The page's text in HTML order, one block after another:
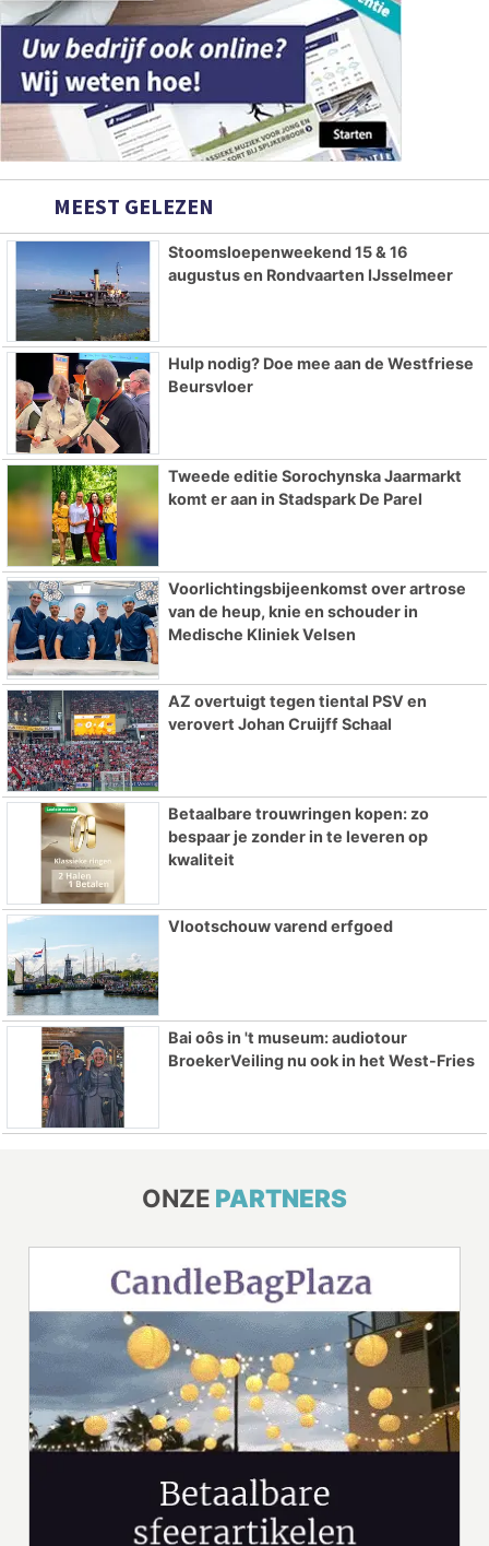
MEEST GELEZEN
Stoomsloepenweekend 15 & 16
augustus en Rondvaarten IJsselmeer
Hulp nodig? Doe mee aan de Westfriese
Beursvloer
Tweede editie Sorochynska Jaarmarkt
komt er aan in Stadspark De Parel
Voorlichtingsbijeenkomst over artrose
van de heup, knie en schouder in
Medische Kliniek Velsen
AZ overtuigt tegen tiental PSV en
verovert Johan Cruijff Schaal
Betaalbare trouwringen kopen: zo
bespaar je zonder in te leveren op
kwaliteit
Vlootschouw varend erfgoed
Bai oôs in 't museum: audiotour
BroekerVeiling nu ook in het West-Fries
ONZE PARTNERS